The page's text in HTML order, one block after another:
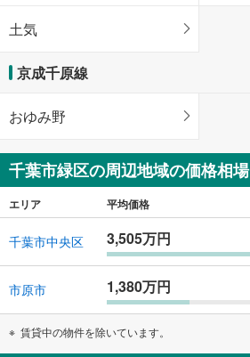
土気
京成千原線
おゆみ野
千葉市緑区の周辺地域の価格相場
エリア 平均価格
千葉市中央区 3,505万円
市原市 1,380万円
賃貸中の物件を除いています。